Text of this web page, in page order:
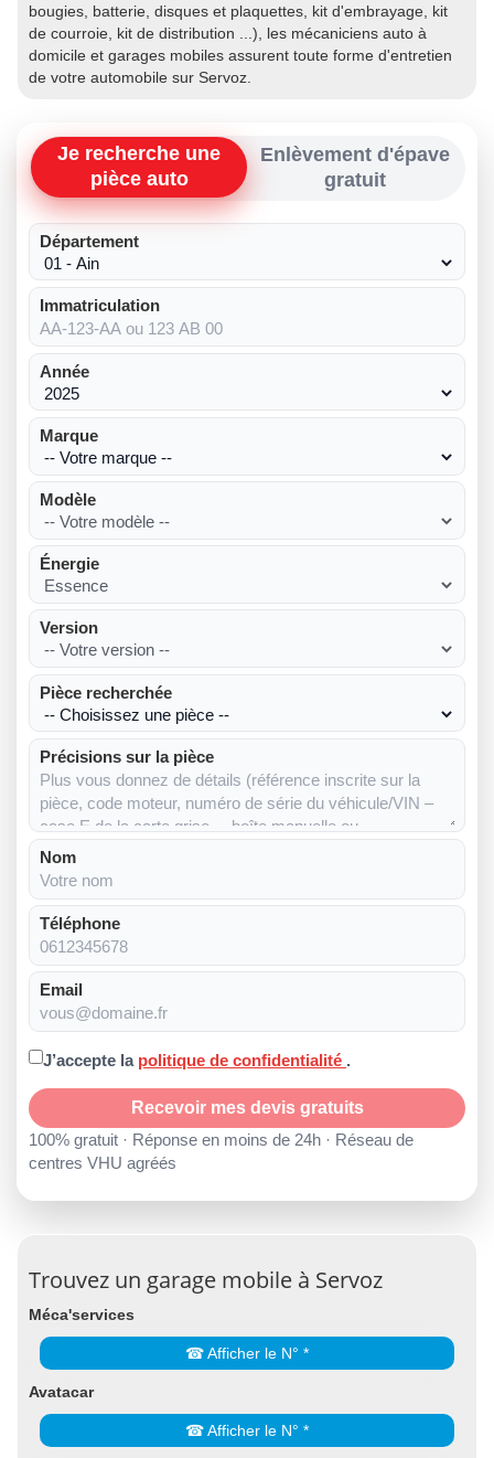
bougies, batterie, disques et plaquettes, kit d'embrayage, kit
de courroie, kit de distribution ...), les mécaniciens auto à
domicile et garages mobiles assurent toute forme d'entretien
de votre automobile sur Servoz.
Je recherche une
pièce auto
Enlèvement d'épave
gratuit
Département
Immatriculation
Année
Marque
Modèle
Énergie
Version
Pièce recherchée
Précisions sur la pièce
Nom
Téléphone
Email
J’accepte la politique de confidentialité .
Recevoir mes devis gratuits
100% gratuit · Réponse en moins de 24h · Réseau de
centres VHU agréés
Trouvez un garage mobile à Servoz
Méca'services
☎ Afficher le N° *
Avatacar
☎ Afficher le N° *